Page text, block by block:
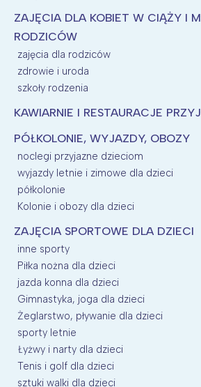
ZAJĘCIA DLA KOBIET W CIĄŻY I
RODZICÓW
zajęcia dla rodziców
zdrowie i uroda
szkoły rodzenia
KAWIARNIE I RESTAURACJE
PÓŁKOLONIE, WYJAZDY, OBOZY
noclegi przyjazne dzieciom
wyjazdy letnie i zimowe dla dzieci
półkolonie
Kolonie i obozy dla dzieci
ZAJĘCIA SPORTOWE DLA DZIECI
inne sporty
Piłka nożna dla dzieci
jazda konna dla dzieci
Gimnastyka, joga dla dzieci
Żeglarstwo, pływanie dla dzieci
sporty letnie
Łyżwy i narty dla dzieci
Tenis i golf dla dzieci
sztuki walki dla dzieci